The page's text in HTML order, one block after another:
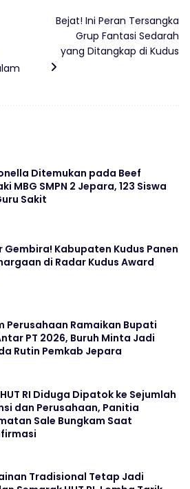
Bejat! Ini Peran Tersangka
Grup Fantasi Sedarah
yang Ditangkap di Kudus
Ditemukan pada Beef
MBG SMPN 2 Jepara, 123 Siswa
Sakit
Gembira! Kabupaten Kudus Panen
di Radar Kudus Award
Perusahaan Ramaikan Bupati
PT 2026, Buruh Minta Jadi
Rutin Pemkab Jepara
RI Diduga Dipatok ke Sejumlah
dan Perusahaan, Panitia
Sale Bungkam Saat
Tradisional Tetap Jadi